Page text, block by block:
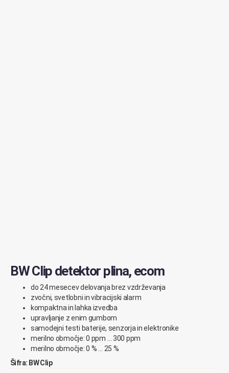
BW Clip detektor plina, ecom
do 24 mesecev delovanja brez vzdrževanja
zvočni, svetlobni in vibracijski alarm
kompaktna in lahka izvedba
upravljanje z enim gumbom
samodejni testi baterije, senzorja in elektronike
merilno območje: 0 ppm … 300 ppm
merilno območje: 0 % … 25 %
Šifra: BW Clip